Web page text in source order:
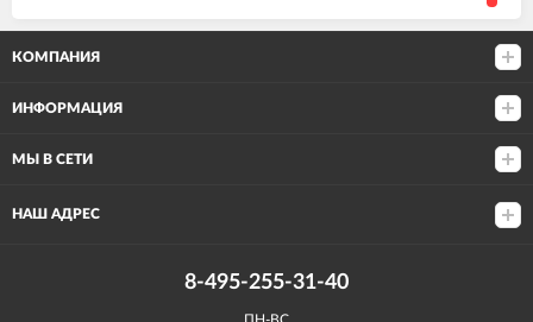
КОМПАНИЯ
ИНФОРМАЦИЯ
МЫ В СЕТИ
НАШ АДРЕС
8-495-255-31-40